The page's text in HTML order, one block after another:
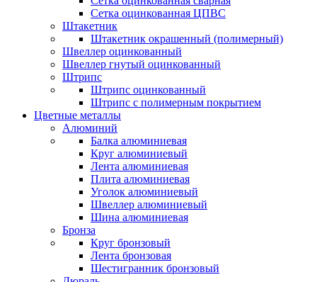
Сетка оцинкованная ЦПВС
Штакетник
Штакетник окрашенный (полимерный)
Швеллер оцинкованный
Швеллер гнутый оцинкованный
Штрипс
Штрипс оцинкованный
Штрипс с полимерным покрытием
Цветные металлы
Алюминий
Балка алюминиевая
Круг алюминиевый
Лента алюминиевая
Плита алюминиевая
Уголок алюминиевый
Швеллер алюминиевый
Шина алюминиевая
Бронза
Круг бронзовый
Лента бронзовая
Шестигранник бронзовый